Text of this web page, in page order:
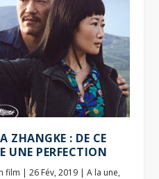
ZHANGKE : DE CE
UNE PERFECTION
film |26 Fév, 2019 |A la une,